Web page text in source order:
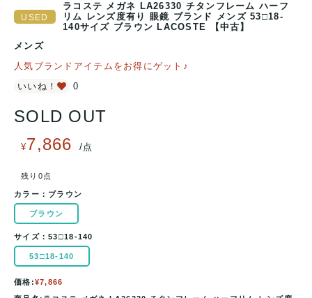
ラコステ メガネ LA26330 チタンフレーム ハーフ
リム レンズ度有り 眼鏡 ブランド メンズ 53□18-
140サイズ ブラウン LACOSTE 【中古】
メンズ
人気ブランドアイテムをお得にゲット♪
いいね！
0
SOLD OUT
¥7,866 /点
残り0点
カラー： ブラウン
ブラウン
サイズ：53□18-140
53□18-140
価格:¥7,866